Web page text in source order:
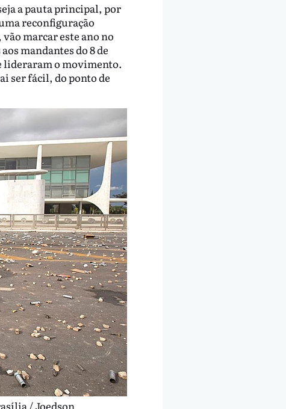
a pauta principal, por
reconfiguração
marcar este ano no
mandantes do 8 de
lideraram o movimento.
ser fácil, do ponto de
/ Joedson